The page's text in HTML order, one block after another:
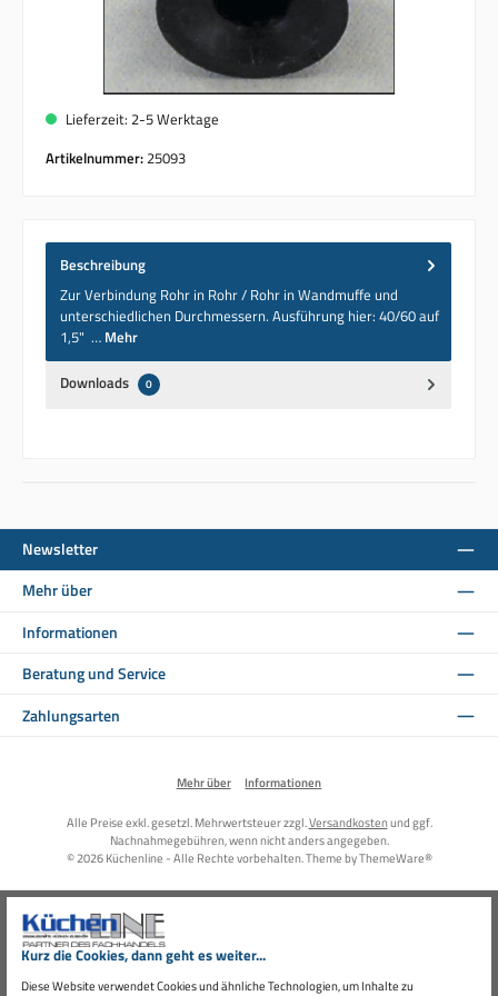
Kurz die Cookies, dann geht es weiter...
Diese Website verwendet Cookies und ähnliche Technologien, um Inhalte zu
Lieferzeit: 2-5 Werktage
Artikelnummer:25093
Beschreibung
Zur Verbindung Rohr in Rohr / Rohr in Wandmuffe und
unterschiedlichen Durchmessern. Ausführung hier: 40/60 auf
1,5" … Mehr
Downloads 0
Newsletter
Mehr über
Informationen
Beratung und Service
Zahlungsarten
Mehr über Informationen
Alle Preise exkl. gesetzl. Mehrwertsteuer zzgl.Versandkostenund ggf.
Nachnahmegebühren, wenn nicht anders angegeben.
© 2026 Küchenline - Alle Rechte vorbehalten. Theme byThemeWare®